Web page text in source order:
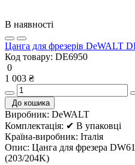
В наявності
Цанга для фрезерів DeWALT
Код товару: DE6950
0
1 003 ₴
До кошика
Виробник: DeWALT
Комплектація: ✔ В упаковці
Країна-виробник: Італія
Опис: Цанга для фрезера
(203/204K)